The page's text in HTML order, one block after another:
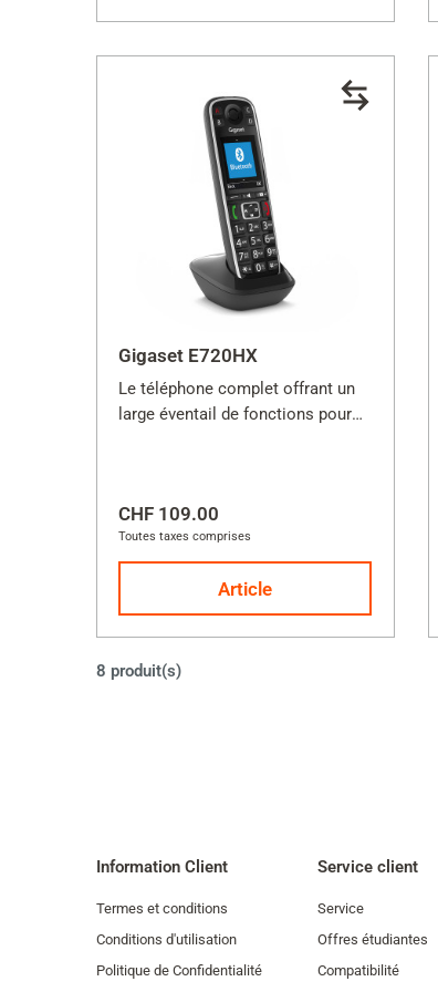
Gigaset E720HX
Le téléphone complet offrant un
large éventail de fonctions pour
CHF 109.00
Toutes taxes comprises
Article
8 produit(s)
Information Client
Termes et conditions
Conditions d'utilisation
Politique de Confidentialité
Service client
Service
Offres étudiantes
Compatibilité